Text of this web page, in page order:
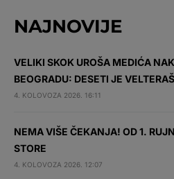
NAJNOVIJE
VELIKI SKOK UROŠA MEDIĆA
BEOGRADU: DESETI JE
4. KOLOVOZA 2026. 16:11
NEMA VIŠE ČEKANJA! OD 1.
STORE
4. KOLOVOZA 2026. 12:07